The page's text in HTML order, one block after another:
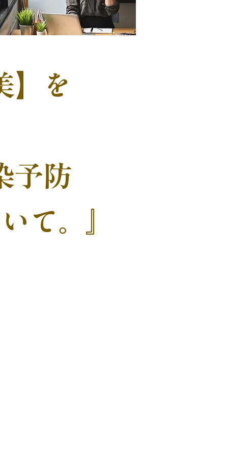
】を
予防
て。』